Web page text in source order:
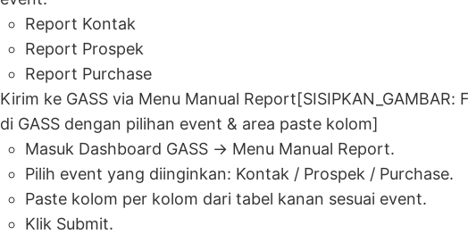
Report Kontak
Report Prospek
Report Purchase
Kirim ke GASS via Menu Manual Report[SISIPKAN_GAMBAR:
di GASS dengan pilihan event & area paste kolom]
Masuk Dashboard GASS → Menu Manual Report.
Pilih event yang diinginkan: Kontak / Prospek / Purchase.
Paste kolom per kolom dari tabel kanan sesuai event.
Klik Submit.